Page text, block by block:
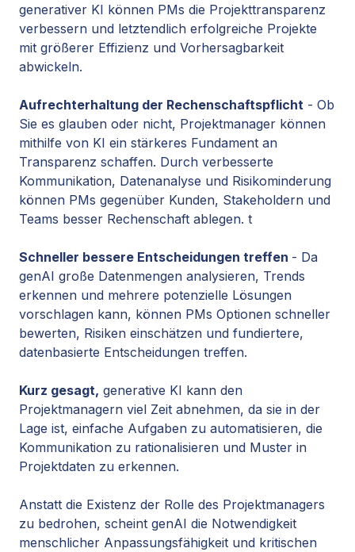
generativer KI können PMs die Projekttransparenz
verbessern und letztendlich erfolgreiche Projekte
mit größerer Effizienz und Vorhersagbarkeit
abwickeln.
Aufrechterhaltung der Rechenschaftspflicht - Ob
Sie es glauben oder nicht, Projektmanager können
mithilfe von KI ein stärkeres Fundament an
Transparenz schaffen. Durch verbesserte
Kommunikation, Datenanalyse und Risikominderung
können PMs gegenüber Kunden, Stakeholdern und
Teams besser Rechenschaft ablegen. t
Schneller bessere Entscheidungen treffen - Da
genAI große Datenmengen analysieren, Trends
erkennen und mehrere potenzielle Lösungen
vorschlagen kann, können PMs Optionen schneller
bewerten, Risiken einschätzen und fundiertere,
datenbasierte Entscheidungen treffen.
Kurz gesagt, generative KI kann den
Projektmanagern viel Zeit abnehmen, da sie in der
Lage ist, einfache Aufgaben zu automatisieren, die
Kommunikation zu rationalisieren und Muster in
Projektdaten zu erkennen.
Anstatt die Existenz der Rolle des Projektmanagers
zu bedrohen, scheint genAI die Notwendigkeit
menschlicher Anpassungsfähigkeit und kritischen